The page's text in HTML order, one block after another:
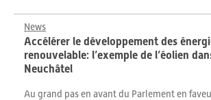
News
Accélérer le développement des
renouvelable: l’exemple de l’éolien
Neuchâtel
Au grand pas en avant du Parlement en